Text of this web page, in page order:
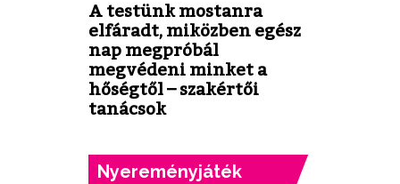
A testünk mostanra
elfáradt, miközben egész
nap megpróbál
megvédeni minket a
hőségtől – szakértői
tanácsok
Nyereményjáték